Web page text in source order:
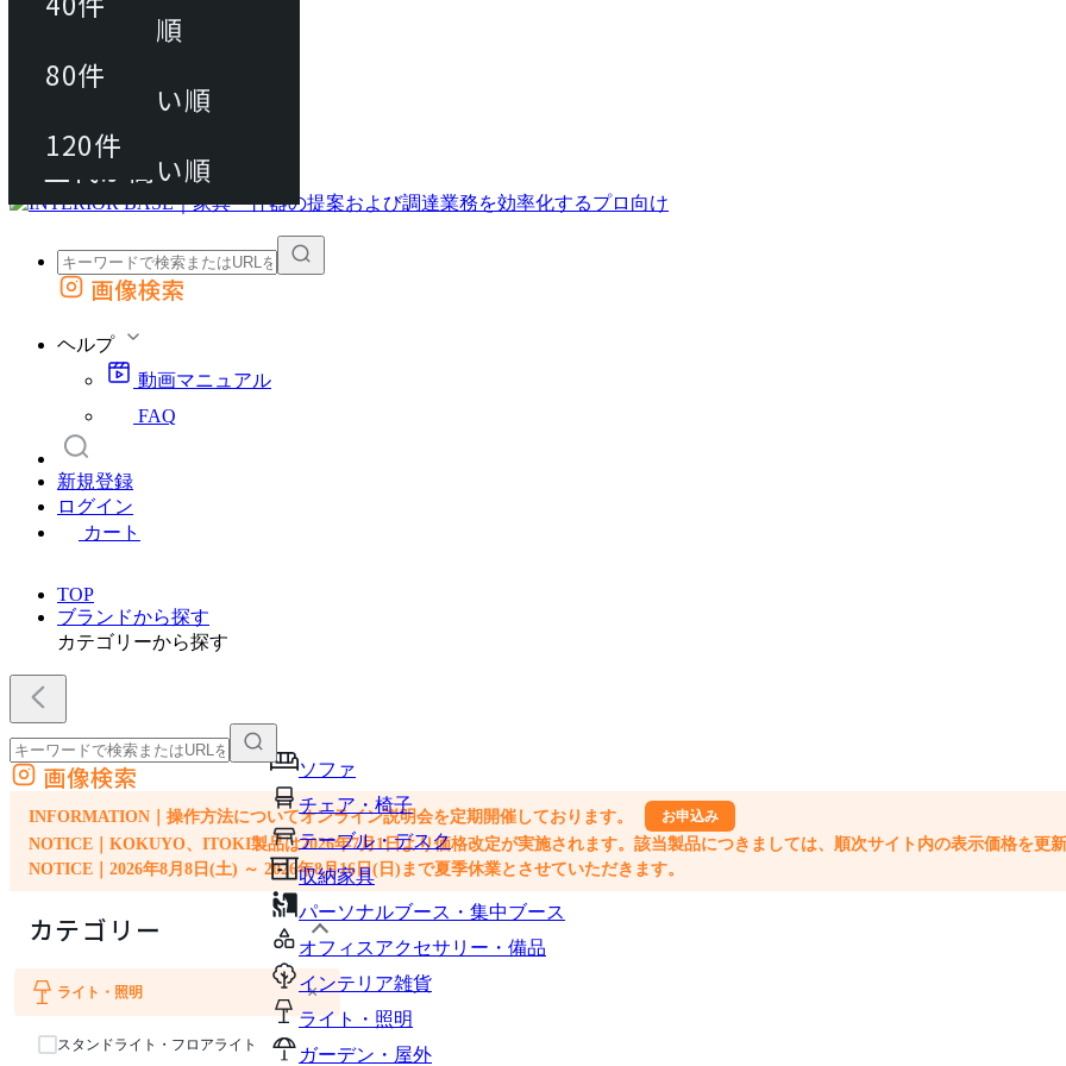
動画マニュアル
FAQ
カート
外部サイトの商品をカートに追加
画像検索
ヘルプ
動画マニュアル
FAQ
新規登録
ログイン
カート
TOP
ブランドから探す
カテゴリーから探す
ソファ
チェア・椅子
テーブル・デスク
収納家具
パーソナルブース・集中ブース
オフィスアクセサリー・備品
インテリア雑貨
ライト・照明
ガーデン・屋外
外部サイトの商品をカートに追加
他のサイトで見つけた商品ページのURLを貼り付けて、カートに追加できます
画像検索
INFORMATION｜操作方法についてオンライン説明会を定期開催しております。 お申込み
NOTICE｜KOKUYO、ITOKI製品は2026年7月1日より価格改定が実施されます。該当製品につきましては、順次サイト内の表示価格を更新
NOTICE｜2026年8月8日(土) ～ 2026年8月16日(日)まで夏季休業とさせていただきます。
カテゴリー
ソファ
チェア・椅子
テーブル・デスク
収納家具
インテリア雑貨
ライト・照明 ×
スタンドライト・フロアライト
80件
120件
おすすめ順
上代が安い順
上代が高い順
80件
120件